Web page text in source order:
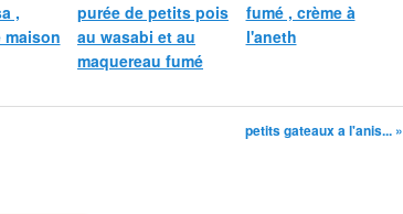
,
maison
purée de petits pois
au wasabi et au
maquereau fumé
fumé , crème à
l'aneth
petits gateaux a l'anis... »